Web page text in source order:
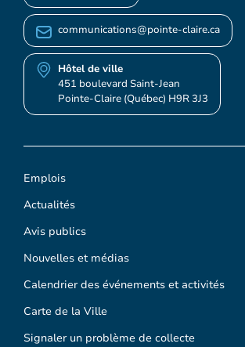
Emplois
Actualités
Avis publics
Nouvelles et médias
Calendrier des événements et activités
Carte de la Ville
Signaler un problème de collecte
communications@pointe-claire.ca
Hôtel de ville
451 boulevard Saint-Jean
Pointe-Claire (Québec) H9R 3J3